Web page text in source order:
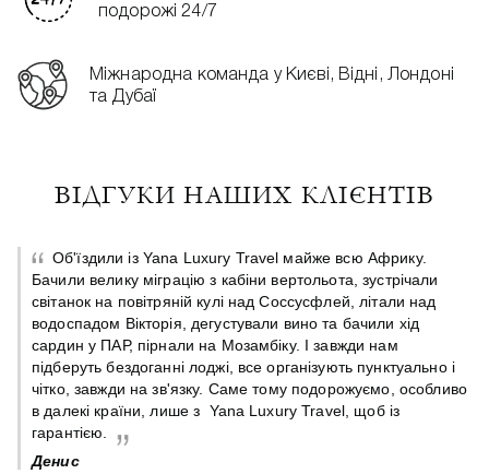
подорожі 24/7
Міжнародна команда у Києві, Відні, Лондоні
та Дубаї
ВІДГУКИ НАШИХ КЛІЄНТІВ
Об'їздили із Yana Luxury Travel майже всю Африку.
Бачили велику міграцію з кабіни вертольота, зустрічали
світанок на повітряній кулі над Соссусфлей, літали над
водоспадом Вікторія, дегустували вино та бачили хід
сардин у ПАР, пірнали на Мозамбіку. І завжди нам
підберуть бездоганні лоджі, все організують пунктуально і
чітко, завжди на зв'язку. Саме тому подорожуємо, особливо
в далекі країни, лише з Yana Luxury Travel, щоб із
гарантією.
Денис